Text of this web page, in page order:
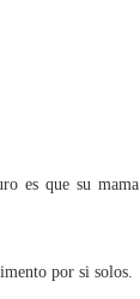
es que su mama
por si solos.